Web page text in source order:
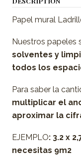
Papel mural
Nuestros papeles
solventes y
todos los
Para saber la
multiplicar el
aproximar la
EJEMPLO: 3.2 x
necesitas 9m2